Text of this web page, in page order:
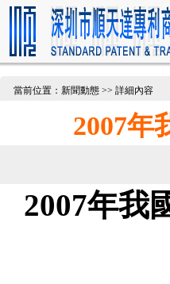
當前位置：新聞動態 >> 詳細內容
2007年
2007年我